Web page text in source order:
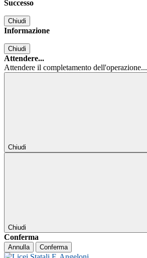
Successo
Chiudi
Informazione
Chiudi
Attendere...
Attendere il completamento dell'operazione...
Chiudi
Chiudi
Conferma
Annulla Conferma